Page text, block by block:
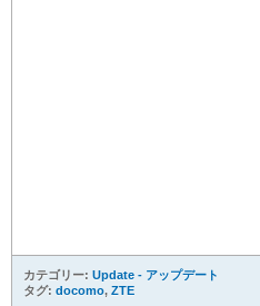
カテゴリー: Update - アップデート
タグ: docomo, ZTE